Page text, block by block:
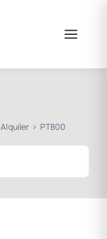
Alquiler PT800